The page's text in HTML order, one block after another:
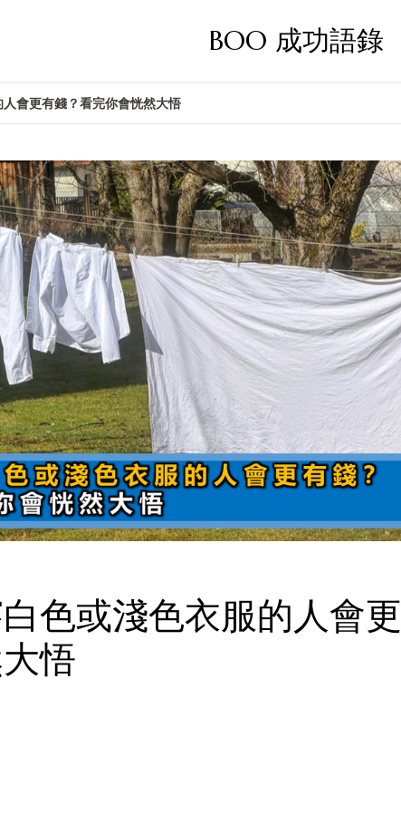
BOO 成功語錄
會更有錢？看完你會恍然大悟
色或淺色衣服的人會更
悟